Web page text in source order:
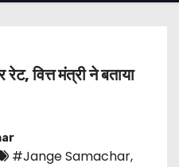
वित्त मंत्री ने बताया
#Jange Samachar,